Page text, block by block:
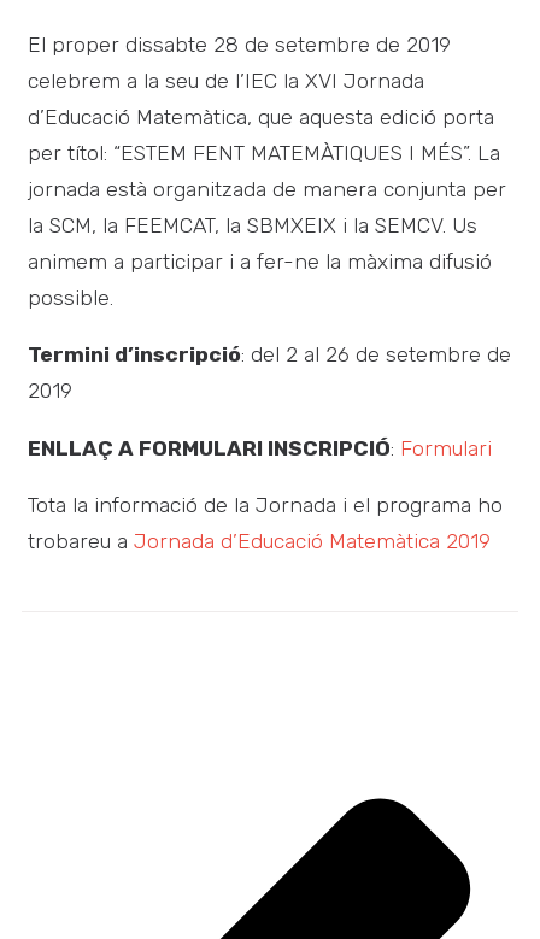
El proper dissabte 28 de setembre de 2019
celebrem a la seu de l’IEC la XVI Jornada
d’Educació Matemàtica, que aquesta edició porta
per títol: “ESTEM FENT MATEMÀTIQUES I MÉS”. La
jornada està organitzada de manera conjunta per
la SCM, la FEEMCAT, la SBMXEIX i la SEMCV. Us
animem a participar i a fer-ne la màxima difusió
possible.
Termini d’inscripció: del 2 al 26 de setembre de
2019
ENLLAÇ A FORMULARI INSCRIPCIÓ: Formulari
Tota la informació de la Jornada i el programa ho
trobareu a Jornada d’Educació Matemàtica 2019